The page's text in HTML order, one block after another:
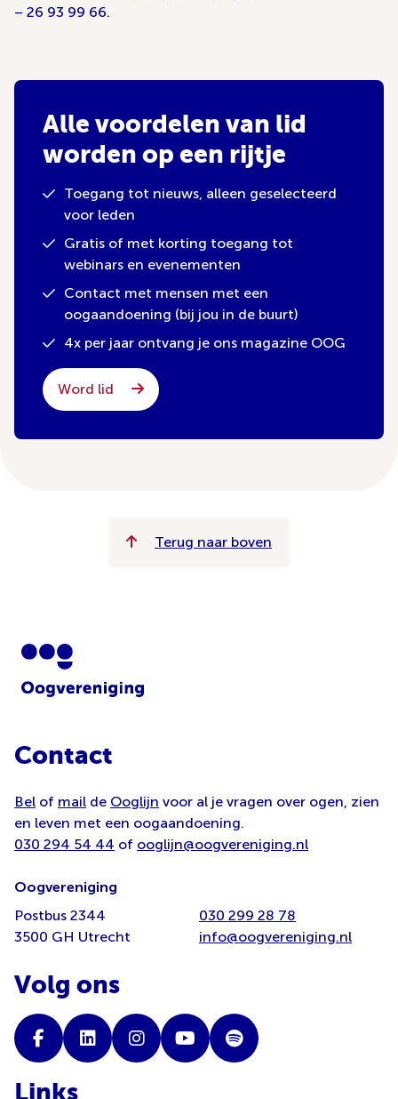
– 26 93 99 66.
Alle voordelen van lid
worden op een rijtje
Toegang tot nieuws, alleen geselecteerd
voor leden
Gratis of met korting toegang tot
webinars en evenementen
Contact met mensen met een
oogaandoening (bij jou in de buurt)
4x per jaar ontvang je ons magazine OOG
Word lid
Terug naar boven
Contact
Bel of mail de Ooglijn voor al je vragen over ogen, zien
en leven met een oogaandoening.
030 294 54 44 of ooglijn@oogvereniging.nl
Oogvereniging
Postbus 2344
3500 GH Utrecht
030 299 28 78
info@oogvereniging.nl
Volg ons
Links